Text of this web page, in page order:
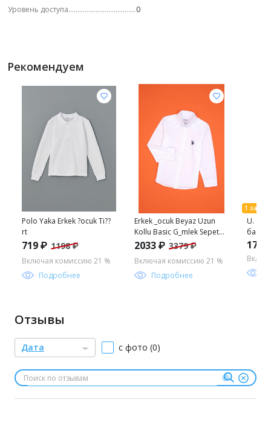
Уровень доступа
0
Рекомендуем
Polo Yaka Erkek ?ocuk Ti??
rt
719 ₽ 1198 ₽
Включая комиссию 21 %
Подробнее
Erkek _ocuk Beyaz Uzun
Kollu Basic G_mlek Sepette
S_rpriz _ndirim
2033 ₽ 3379 ₽
Включая комиссию 21 %
Подробнее
U. S.
Отзывы
Дата с фото (0)